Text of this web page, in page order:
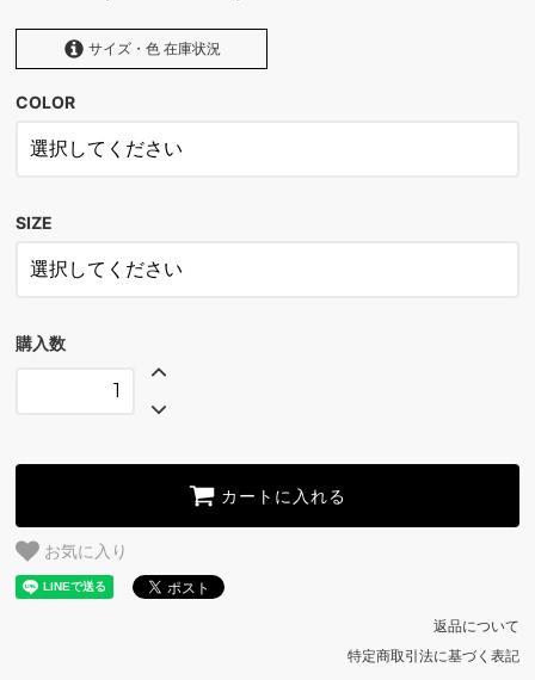
サイズ・色 在庫状況
SOLD OUT
COLOR
SIZE
購入数
カートに入れる
お気に入り
返品について
特定商取引法に基づく表記